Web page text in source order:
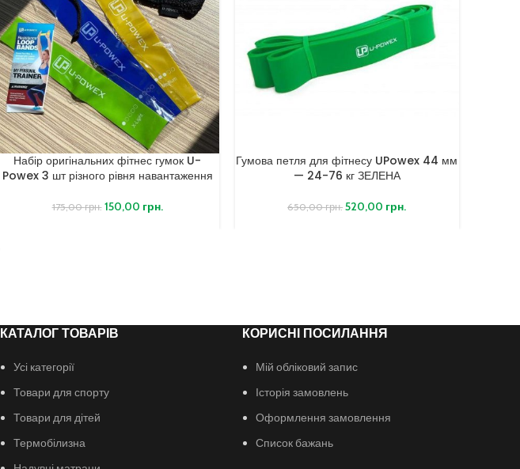
Набір оригінальних фітнес гумок U-
Powex 3 шт різного рівня навантаження
175,00грн. 150,00 грн.
Гумова петля для фітнесу UPowex 44 мм
— 24-76 кг ЗЕЛЕНА
650,00грн. 520,00 грн.
КАТАЛОГ ТОВАРІВ
Усі категорії
Товари для спорту
Товари для дітей
Термобілизна
КОРИСНІ ПОСИЛАННЯ
Мій обліковий запис
Історія замовлень
Оформлення замовлення
Список бажань